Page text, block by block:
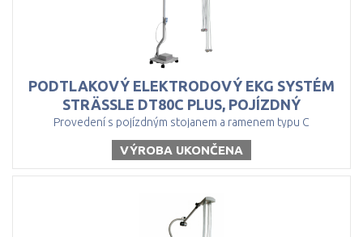
PODTLAKOVÝ ELEKTRODOVÝ EKG SYSTÉM
STRÄSSLE DT80C PLUS, POJÍZDNÝ
Provedení s pojízdným stojanem a ramenem typu C
VÝROBA UKONČENA